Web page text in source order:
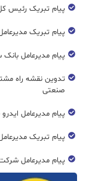
پیام تبریک رئیس
پیام تبریک
پیام مدیرعامل
تدوین نقشه راه
صنعتی
پیام مدیرعامل
پیام تبریک
پیام مدیرعامل